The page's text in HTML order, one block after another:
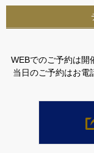
WEBでのご予約は開
当日のご予約はお電